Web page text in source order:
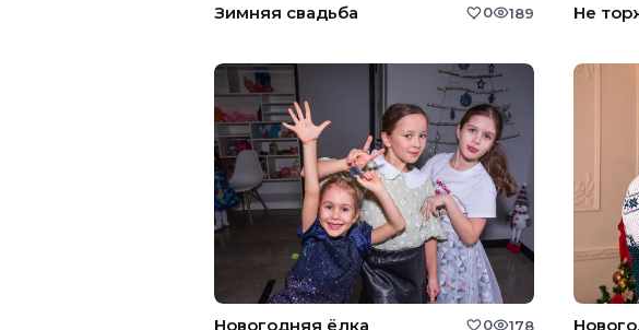
Зимняя свадьба 0 189
Новогодняя ёлка 0 178